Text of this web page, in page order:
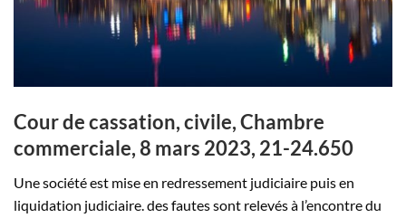
Cour de cassation, civile, Chambre
commerciale, 8 mars 2023, 21-24.650
Une société est mise en redressement judiciaire puis en
liquidation judiciaire. des fautes sont relevés à l’encontre du